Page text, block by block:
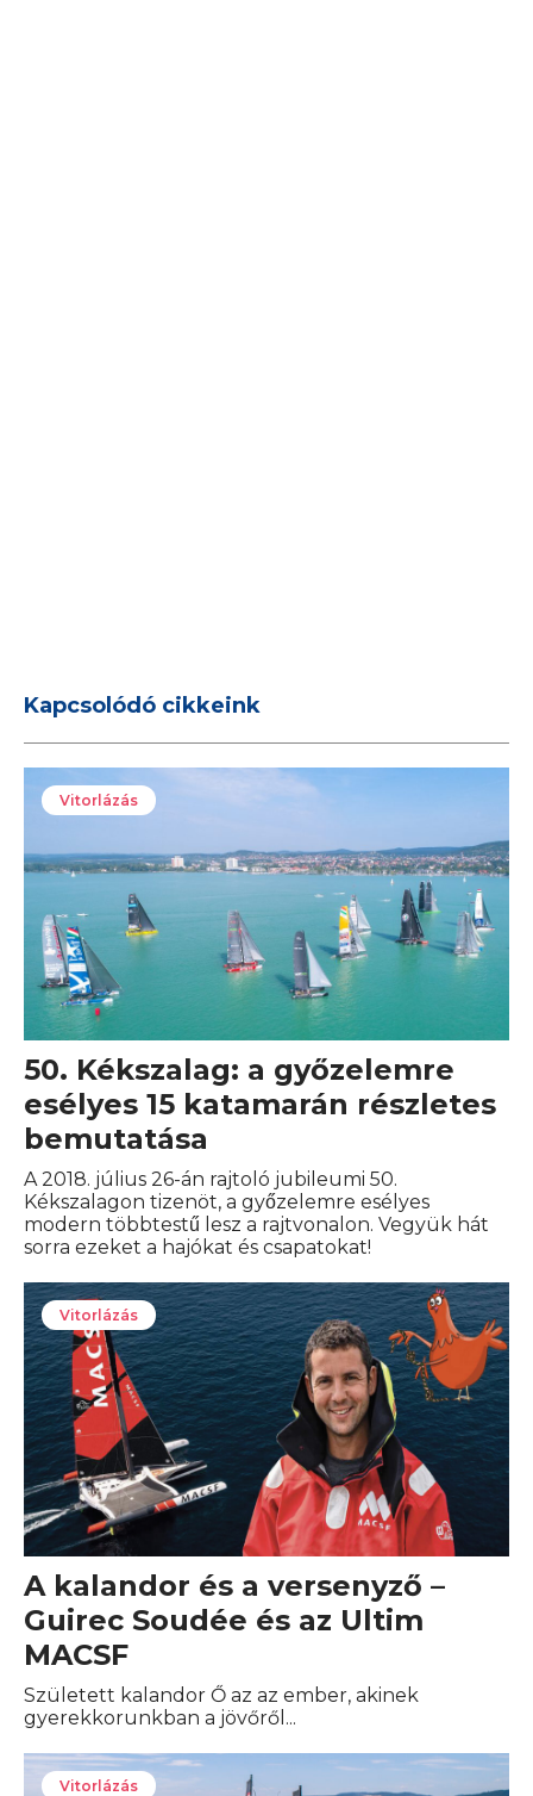
Kapcsolódó cikkeink
Vitorlázás
50. Kékszalag: a győzelemre
esélyes 15 katamarán részletes
bemutatása
A 2018. július 26-án rajtoló jubileumi 50.
Kékszalagon tizenöt, a győzelemre esélyes
modern többtestű lesz a rajtvonalon. Vegyük hát
sorra ezeket a hajókat és csapatokat!
Vitorlázás
A kalandor és a versenyző –
Guirec Soudée és az Ultim
MACSF
Született kalandor Ő az az ember, akinek
gyerekkorunkban a jövőről...
Vitorlázás